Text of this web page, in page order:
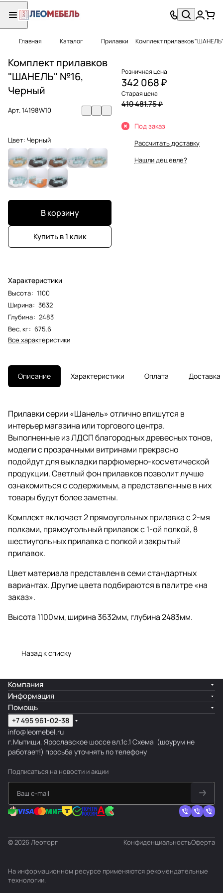
Главная Каталог Прилавки Комплект прилавков
Комплект прилавков
"ШАНЕЛЬ" №16,
Черный
Арт.14198W10
Цвет: Черный
В корзину
Купить в 1 клик
Характеристики
Высота: 1100
Ширина: 3632
Глубина: 2483
Вес, кг: 675.6
Все характеристики
Розничная цена
342 068 ₽
Старая цена
410 481.75 ₽
Под заказ
Рассчитать доставку
Нашли дешевле?
Описание Характеристики Оплата Доставка
Прилавки серии «Шанель» отлично впишутся в
интерьер магазина или торгового центра.
Выполненные из ЛДСП благородных древесных тонов,
модели с прозрачными витринами прекрасно
подойдут для выкладки парфюмерно-косметической
продукции. Светлый фон прилавков позволит лучше
ознакомиться с содержимым, а представленные в них
товары будут более заметны.
Комплект включает 2 прямоугольных прилавка с 2-мя
полками, прямоугольный прилавок с 1-ой полкой, 8
шестиугольных прилавка с полкой и закрытый
прилавок.
Цвет материала представлен в семи стандартных
вариантах. Другие цвета подбираются в палитре «на
заказ».
Высота 1100мм, ширина 3632мм, глубина 2483мм.
Назад к списку
Компания
Информация
Помощь
+7 495 961-02-38
info@leomebel.ru
г.Мытищи, Ярославское шоссе вл.1с.1 Схема (шоурум не
работает!) просьба уточнять по телефону
Подписаться на новости и акции
© 2026 Леоторг КонфиденциальностьОферта
На информационном ресурсе применяются рекомендательные
технологии.